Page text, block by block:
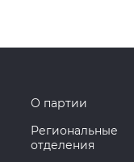
О партии
Региональные
отделения